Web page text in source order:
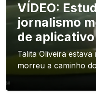
VÍDEO:
jornalismo
de
Talita Oliveira
morreu a caminho